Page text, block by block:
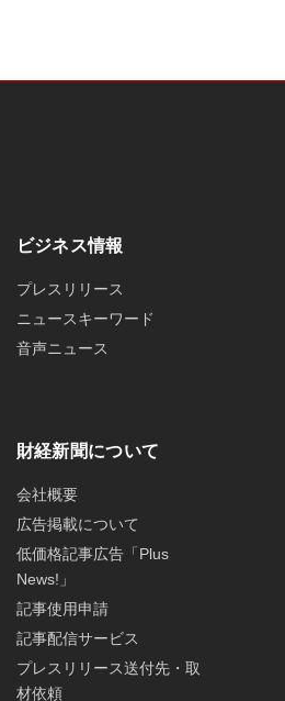
ビジネス情報
プレスリリース
ニュースキーワード
音声ニュース
財経新聞について
会社概要
広告掲載について
低価格記事広告「Plus
News!」
記事使用申請
記事配信サービス
プレスリリース送付先・取
材依頼